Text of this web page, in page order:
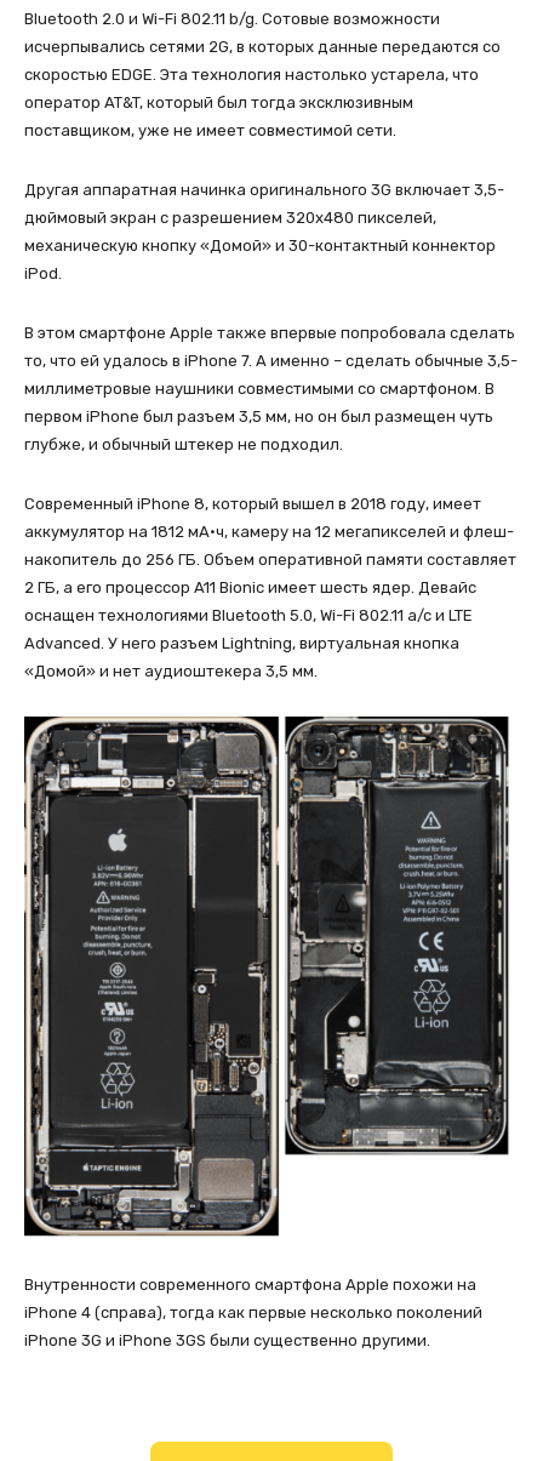
Bluetooth 2.0 и Wi-Fi 802.11 b/g. Сотовые возможности
исчерпывались сетями 2G, в которых данные передаются со
скоростью EDGE. Эта технология настолько устарела, что
оператор AT&T, который был тогда эксклюзивным
поставщиком, уже не имеет совместимой сети.
Другая аппаратная начинка оригинального 3G включает 3,5-
дюймовый экран с разрешением 320х480 пикселей,
механическую кнопку «Домой» и 30-контактный коннектор
iPod.
В этом смартфоне Apple также впервые попробовала сделать
то, что ей удалось в iPhone 7. А именно – сделать обычные 3,5-
миллиметровые наушники совместимыми со смартфоном. В
первом iPhone был разъем 3,5 мм, но он был размещен чуть
глубже, и обычный штекер не подходил.
Современный iPhone 8, который вышел в 2018 году, имеет
аккумулятор на 1812 мА·ч, камеру на 12 мегапикселей и флеш-
накопитель до 256 ГБ. Объем оперативной памяти составляет
2 ГБ, а его процессор A11 Bionic имеет шесть ядер. Девайс
оснащен технологиями Bluetooth 5.0, Wi-Fi 802.11 a/c и LTE
Advanced. У него разъем Lightning, виртуальная кнопка
«Домой» и нет аудиоштекера 3,5 мм.
Внутренности современного смартфона Apple похожи на
iPhone 4 (справа), тогда как первые несколько поколений
iPhone 3G и iPhone 3GS были существенно другими.